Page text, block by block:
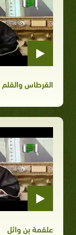
القرطاس والقلم
علقمة بن وائل